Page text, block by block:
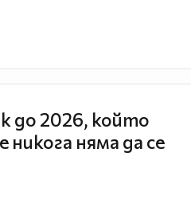
до 2026, който
никога няма да се